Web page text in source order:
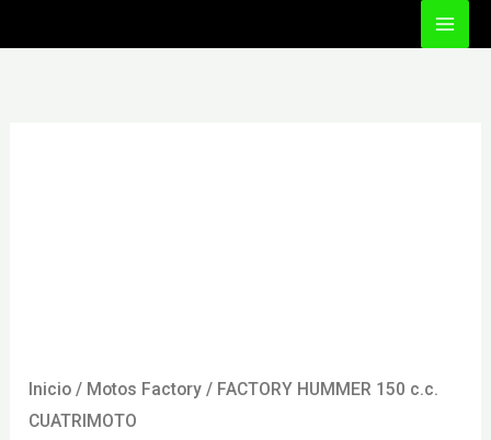
al
Inicio / Motos Factory / FACTORY HUMMER 150 c.c.
CUATRIMOTO